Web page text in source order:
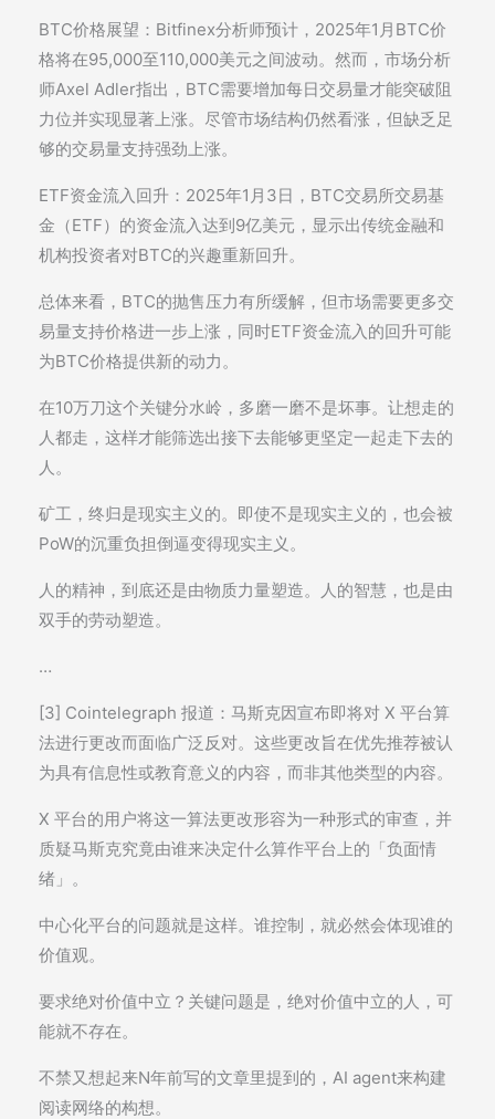
BTC价格展望：Bitfinex分析师预计，2025年1月BTC价
格将在95,000至110,000美元之间波动。然而，市场分析
师Axel Adler指出，BTC需要增加每日交易量才能突破阻
力位并实现显著上涨。尽管市场结构仍然看涨，但缺乏足
够的交易量支持强劲上涨。
ETF资金流入回升：2025年1月3日，BTC交易所交易基
金（ETF）的资金流入达到9亿美元，显示出传统金融和
机构投资者对BTC的兴趣重新回升。
总体来看，BTC的抛售压力有所缓解，但市场需要更多交
易量支持价格进一步上涨，同时ETF资金流入的回升可能
为BTC价格提供新的动力。
在10万刀这个关键分水岭，多磨一磨不是坏事。让想走的
人都走，这样才能筛选出接下去能够更坚定一起走下去的
人。
矿工，终归是现实主义的。即使不是现实主义的，也会被
PoW的沉重负担倒逼变得现实主义。
人的精神，到底还是由物质力量塑造。人的智慧，也是由
双手的劳动塑造。
…
[3] Cointelegraph 报道：马斯克因宣布即将对 X 平台算
法进行更改而面临广泛反对。这些更改旨在优先推荐被认
为具有信息性或教育意义的内容，而非其他类型的内容。
X 平台的用户将这一算法更改形容为一种形式的审查，并
质疑马斯克究竟由谁来决定什么算作平台上的「负面情
绪」。
中心化平台的问题就是这样。谁控制，就必然会体现谁的
价值观。
要求绝对价值中立？关键问题是，绝对价值中立的人，可
能就不存在。
不禁又想起来N年前写的文章里提到的，AI agent来构建
阅读网络的构想。